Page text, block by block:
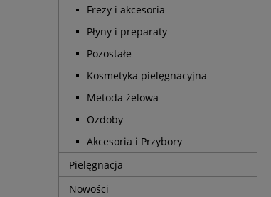
Frezy i akcesoria
Płyny i preparaty
Pozostałe
Kosmetyka pielęgnacyjna
Metoda żelowa
Ozdoby
Akcesoria i Przybory
Pielęgnacja
Nowości